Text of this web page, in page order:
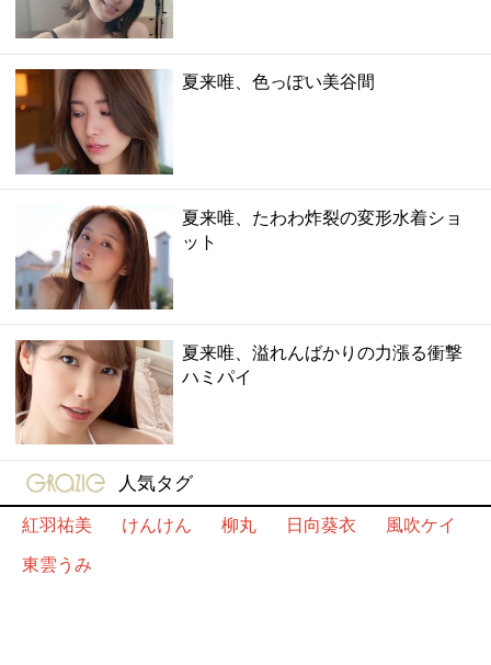
夏来唯、色っぽい美谷間
夏来唯、たわわ炸裂の変形水着ショ
ット
夏来唯、溢れんばかりの力漲る衝撃
ハミパイ
gravure-grazie
人気タグ
紅羽祐美
けんけん 柳丸 日向葵衣
風吹ケイ
東雲うみ